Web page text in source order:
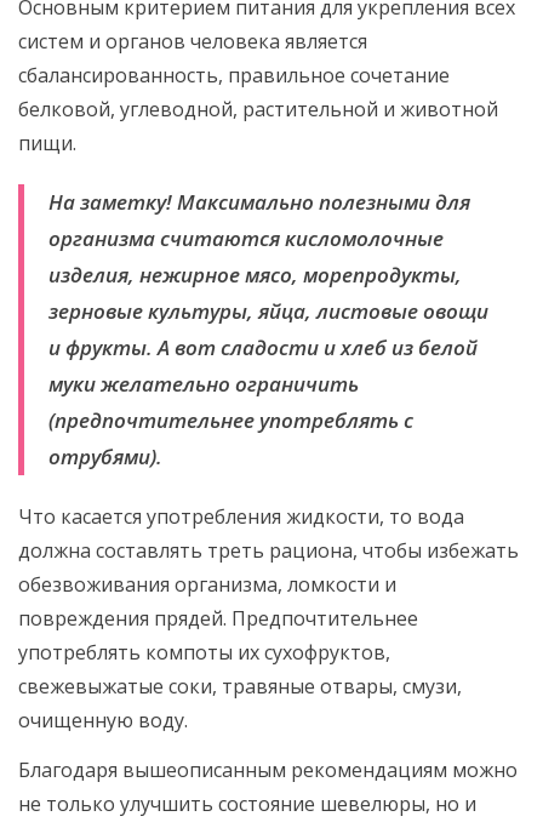
Основным критерием питания для укрепления всех
систем и органов человека является
сбалансированность, правильное сочетание
белковой, углеводной, растительной и животной
пищи.
На заметку! Максимально полезными для
организма считаются кисломолочные
изделия, нежирное мясо, морепродукты,
зерновые культуры, яйца, листовые овощи
и фрукты. А вот сладости и хлеб из белой
муки желательно ограничить
(предпочтительнее употреблять с
отрубями).
Что касается употребления жидкости, то вода
должна составлять треть рациона, чтобы избежать
обезвоживания организма, ломкости и
повреждения прядей. Предпочтительнее
употреблять компоты их сухофруктов,
свежевыжатые соки, травяные отвары, смузи,
очищенную воду.
Благодаря вышеописанным рекомендациям можно
не только улучшить состояние шевелюры, но и